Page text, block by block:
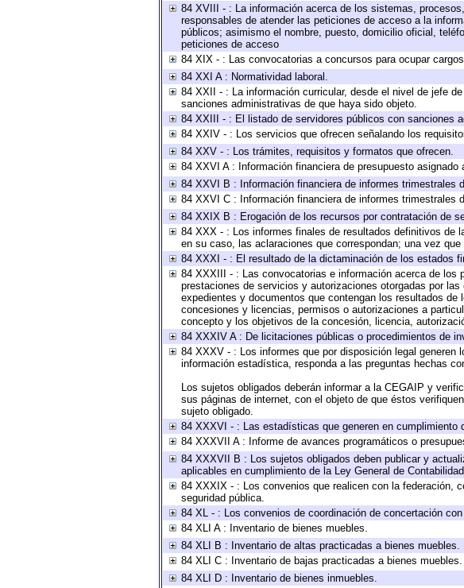
84 XVIII - : La información acerca de los sistemas,
responsables de atender las peticiones de acceso a la
públicos; asimismo el nombre, puesto, domicilio oficial,
peticiones de acceso
84 XIX - : Las convocatorias a concursos para ocupar
84 XXI A : Normatividad laboral.
84 XXII - : La información curricular, desde el nivel de jefe
sanciones administrativas de que haya sido objeto.
84 XXIII - : El listado de servidores públicos con sanciones
84 XXIV - : Los servicios que ofrecen señalando los
84 XXV - : Los trámites, requisitos y formatos que ofrecen.
84 XXVI A : Información financiera de presupuesto asignado
84 XXVI B : Información financiera de informes trimestrales
84 XXVI C : Información financiera de informes trimestrales
84 XXIX B : Erogación de los recursos por contratación de
84 XXX - : Los informes finales de resultados definitivos de
en su caso, las aclaraciones que correspondan; una vez
84 XXXI - : El resultado de la dictaminación de los estados
84 XXXIII - : Las convocatorias e información acerca de
prestaciones de servicios y autorizaciones otorgadas por
expedientes y documentos que contengan los resultados
concesiones y licencias, permisos o autorizaciones a
concepto y los objetivos de la concesión, licencia,
84 XXXIV A : De licitaciones públicas o procedimientos de
84 XXXV - : Los informes que por disposición legal generen
información estadística, responda a las preguntas hechas
Los sujetos obligados deberán informar a la CEGAIP y
sus páginas de internet, con el objeto de que éstos
sujeto obligado.
84 XXXVI - : Las estadísticas que generen en
84 XXXVII A : Informe de avances programáticos o
84 XXXVII B : Los sujetos obligados deben publicar y
aplicables en cumplimiento de la Ley General de
84 XXXIX - : Los convenios que realicen con la federación,
seguridad pública.
84 XL - : Los convenios de coordinación de concertación
84 XLI A : Inventario de bienes muebles.
84 XLI B : Inventario de altas practicadas a bienes muebles.
84 XLI C : Inventario de bajas practicadas a bienes muebles.
84 XLI D : Inventario de bienes inmuebles.